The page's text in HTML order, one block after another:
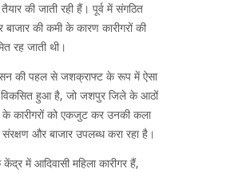
की जाती रही हैं। पूर्व में संगठित
बाजार की कमी के कारण कारीगरों की
रह जाती थी।
की पहल से जशक्राफ्ट के रूप में ऐसा
हुआ है, जो जशपुर जिले के आठों
के कारीगरों को एकजुट कर उनकी कला
और बाजार उपलब्ध करा रहा है।
में आदिवासी महिला कारीगर हैं,